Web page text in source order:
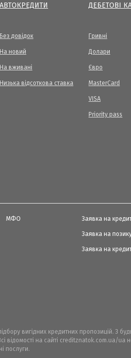
АВТОКРЕДИТИ
Без довідок
На новий
На вживані
Низька відсоткова ставка
ДЕБЕТОВІ
Гривні
Долари
Євро
MasterCard
VISA
Priority pass
МФО Заявка на
Заявка на
Заявка на
вигідних кредитних пропозицій. З
відомості на сайті creditznatok.com.ua/
послуги.